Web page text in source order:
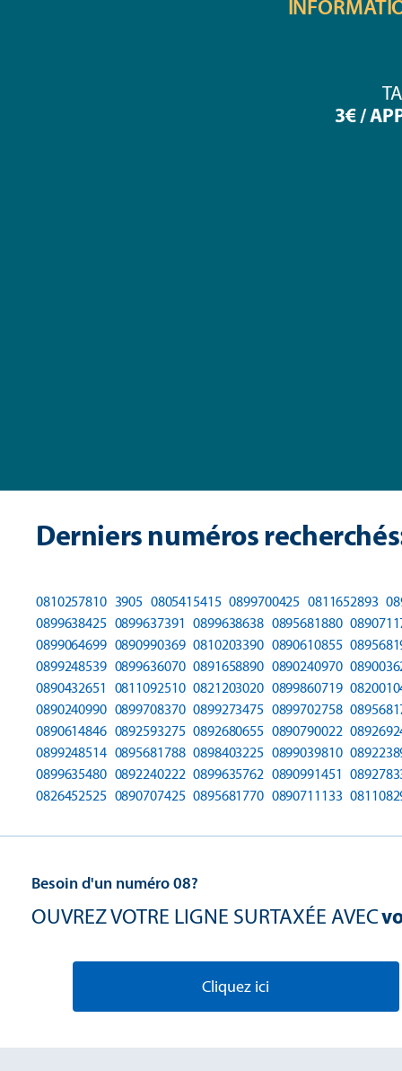
3€ /
Derniers numéros
0810257810 3905 0805415415 0899700425 0811652893
0899638425 0899637391 0899638638 0895681880
0899064699 0890990369 0810203390 0890610855
0899248539 0899636070 0891658890 0890240970
0890432651 0811092510 0821203020 0899860719
0890240990 0899708370 0899273475 0899702758
0890614846 0892593275 0892680655 0890790022
0899248514 0895681788 0898403225 0899039810
0899635480 0892240222 0899635762 0890991451
0826452525 0890707425 0895681770 0890711133
Besoin d'un numéro 08?
OUVREZ VOTRE LIGNE SURTAXÉE AVEC
Cliquez ici